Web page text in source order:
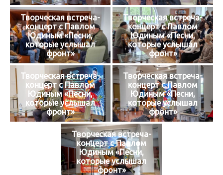
Творческая встреча-
концерт с Павлом
Юдиным «Песни,
которые услышал
фронт»
Творческая встреча-
концерт с Павлом
Юдиным «Песни,
которые услышал
фронт»
Творческая встреча-
концерт с Павлом
Юдиным «Песни,
которые услышал
фронт»
Творческая встреча-
концерт с Павлом
Юдиным «Песни,
которые услышал
фронт»
Творческая встреча-
концерт с Павлом
Юдиным «Песни,
которые услышал
фронт»